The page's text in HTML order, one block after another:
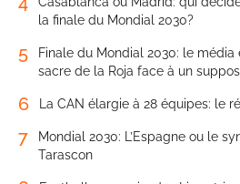
la finale du Mondial 2030?
5
Finale du Mondial 2030: le
sacre de la Roja face à un
6 La CAN élargie à 28 équipes: le
7
Mondial 2030: L’Espagne ou le
Tarascon